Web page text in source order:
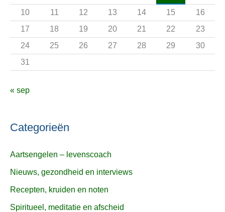
r
:
10
11 12 13 14 15
16
17
18 19 20 21 22
23
24
25 26 27 28 29
30
31
« sep
Categorieën
Aartsengelen – levenscoach
Nieuws, gezondheid en interviews
Recepten, kruiden en noten
Spiritueel, meditatie en afscheid